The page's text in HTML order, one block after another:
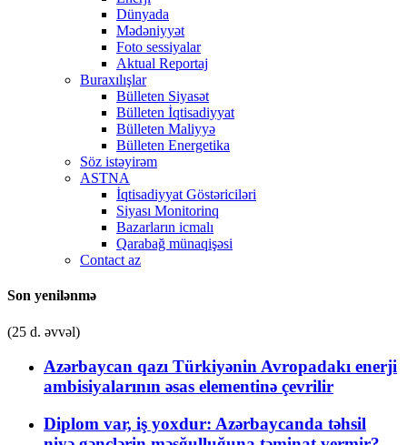
Dünyada
Mədəniyyət
Foto sessiyalar
Aktual Reportaj
Buraxılışlar
Bülleten Siyasət
Bülleten İqtisadiyyat
Bülleten Maliyyə
Bülleten Energetika
Söz istəyirəm
ASTNA
İqtisadiyyat Göstəriciləri
Siyası Monitorinq
Bazarların icmalı
Qarabağ münaqişəsi
Contact az
Son yenilənmə
(25 d. əvvəl)
Azərbaycan qazı Türkiyənin Avropadakı enerji
ambisiyalarının əsas elementinə çevrilir
Diplom var, iş yoxdur: Azərbaycanda təhsil